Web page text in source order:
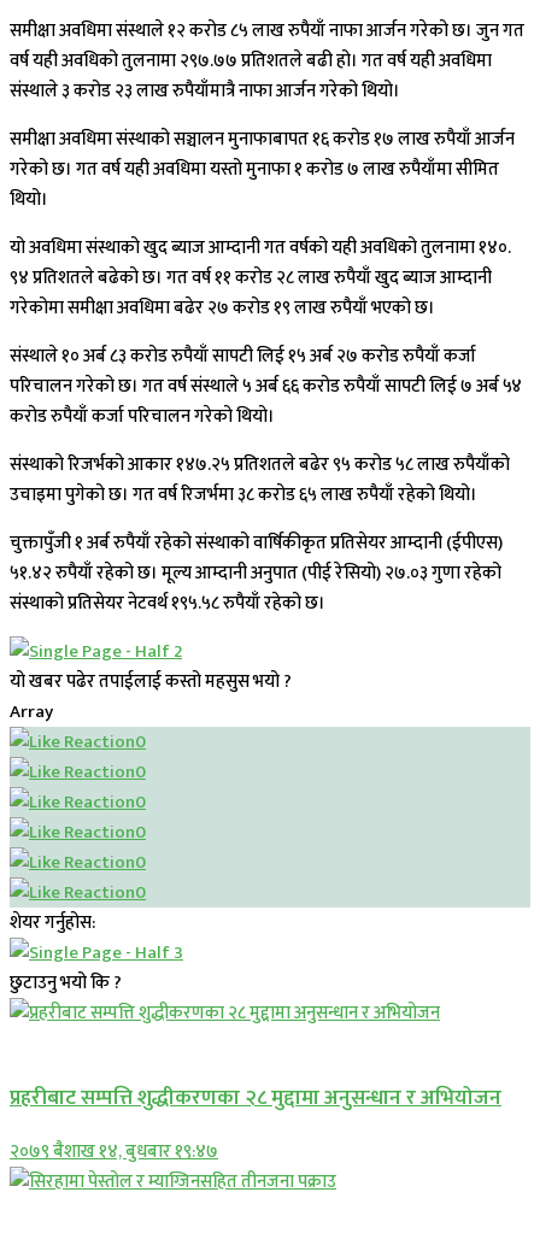
समीक्षा अवधिमा संस्थाले १२ करोड ८५ लाख रुपैयाँ नाफा आर्जन गरेको छ। जुन गत
वर्ष यही अवधिको तुलनामा २९७.७७ प्रतिशतले बढी हो। गत वर्ष यही अवधिमा
संस्थाले ३ करोड २३ लाख रुपैयाँमात्रै नाफा आर्जन गरेको थियो।
समीक्षा अवधिमा संस्थाको सञ्चालन मुनाफाबापत १६ करोड १७ लाख रुपैयाँ आर्जन
गरेको छ। गत वर्ष यही अवधिमा यस्तो मुनाफा १ करोड ७ लाख रुपैयाँमा सीमित
थियो।
यो अवधिमा संस्थाको खुद ब्याज आम्दानी गत वर्षको यही अवधिको तुलनामा १४०.
९४ प्रतिशतले बढेको छ। गत वर्ष ११ करोड २८ लाख रुपैयाँ खुद ब्याज आम्दानी
गरेकोमा समीक्षा अवधिमा बढेर २७ करोड १९ लाख रुपैयाँ भएको छ।
संस्थाले १० अर्ब ८३ करोड रुपैयाँ सापटी लिई १५ अर्ब २७ करोड रुपैयाँ कर्जा
परिचालन गरेको छ। गत वर्ष संस्थाले ५ अर्ब ६६ करोड रुपैयाँ सापटी लिई ७ अर्ब ५४
करोड रुपैयाँ कर्जा परिचालन गरेको थियो।
संस्थाको रिजर्भको आकार १४७.२५ प्रतिशतले बढेर ९५ करोड ५८ लाख रुपैयाँको
उचाइमा पुगेको छ। गत वर्ष रिजर्भमा ३८ करोड ६५ लाख रुपैयाँ रहेको थियो।
चुक्तापुँजी १ अर्ब रुपैयाँ रहेको संस्थाको वार्षिकीकृत प्रतिसेयर आम्दानी (ईपीएस)
५१.४२ रुपैयाँ रहेको छ। मूल्य आम्दानी अनुपात (पीई रेसियो) २७.०३ गुणा रहेको
संस्थाको प्रतिसेयर नेटवर्थ १९५.५८ रुपैयाँ रहेको छ।
यो खबर पढेर तपाईलाई कस्तो महसुस भयो ?
Array
0
0
0
0
0
0
शेयर गर्नुहोस:
छुटाउनु भयो कि ?
प्रहरीबाट सम्पत्ति शुद्धीकरणका २८ मुद्दामा अनुसन्धान र अभियोजन
२०७९ बैशाख १४, बुधबार १९:४७